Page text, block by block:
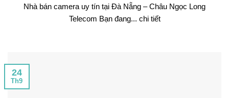
Nhà bán camera uy tín tại Đà Nẵng – Châu Ngọc Long
Telecom Bạn đang... chi tiết
24
Th9